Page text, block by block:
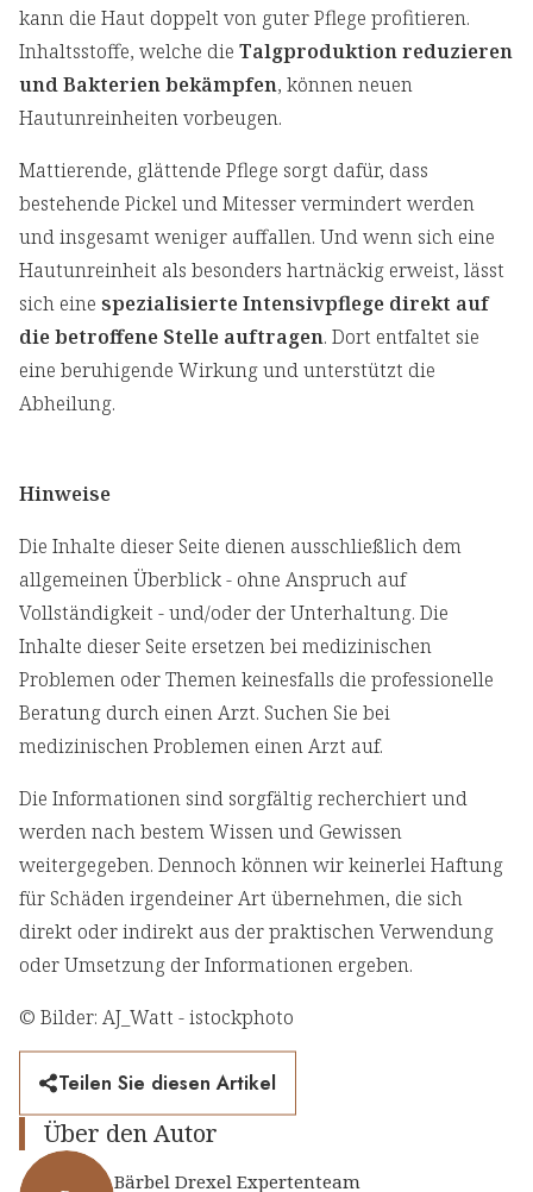
kann die Haut doppelt von guter Pflege profitieren.
Inhaltsstoffe, welche die Talgproduktion reduzieren
und Bakterien bekämpfen, können neuen
Hautunreinheiten vorbeugen.
Mattierende, glättende Pflege sorgt dafür, dass
bestehende Pickel und Mitesser vermindert werden
und insgesamt weniger auffallen. Und wenn sich eine
Hautunreinheit als besonders hartnäckig erweist, lässt
sich eine spezialisierte Intensivpflege direkt auf
die betroffene Stelle auftragen. Dort entfaltet sie
eine beruhigende Wirkung und unterstützt die
Abheilung.
Hinweise
Die Inhalte dieser Seite dienen ausschließlich dem
allgemeinen Überblick - ohne Anspruch auf
Vollständigkeit - und/oder der Unterhaltung. Die
Inhalte dieser Seite ersetzen bei medizinischen
Problemen oder Themen keinesfalls die professionelle
Beratung durch einen Arzt. Suchen Sie bei
medizinischen Problemen einen Arzt auf.
Die Informationen sind sorgfältig recherchiert und
werden nach bestem Wissen und Gewissen
weitergegeben. Dennoch können wir keinerlei Haftung
für Schäden irgendeiner Art übernehmen, die sich
direkt oder indirekt aus der praktischen Verwendung
oder Umsetzung der Informationen ergeben.
© Bilder: AJ_Watt - istockphoto
Teilen Sie diesen Artikel
Über den Autor
Bärbel Drexel Expertenteam